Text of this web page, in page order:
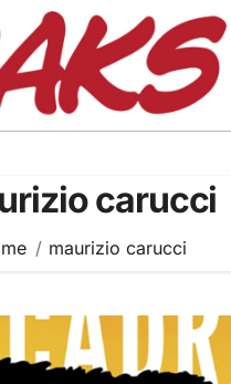
carucci
maurizio carucci